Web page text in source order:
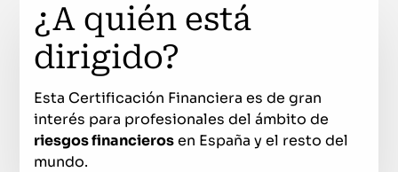
¿A quién está
dirigido?
Esta Certificación Financiera es de gran
interés para profesionales del ámbito de
riesgos financierosen España y el resto del
mundo.